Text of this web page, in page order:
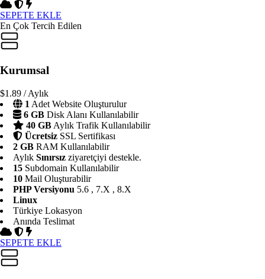
SEPETE EKLE
En Çok Tercih Edilen
Kurumsal
$1.89 / Aylık
1 Adet Website Oluşturulur
6 GB Disk Alanı Kullanılabilir
40 GB Aylık Trafik Kullanılabilir
Ücretsiz SSL Sertifikası
2 GB RAM Kullanılabilir
Aylık Sınırsız ziyaretçiyi destekle.
15 Subdomain Kullanılabilir
10 Mail Oluşturabilir
PHP Versiyonu 5.6 , 7.X , 8.X
Linux
Türkiye Lokasyon
Anında Teslimat
SEPETE EKLE